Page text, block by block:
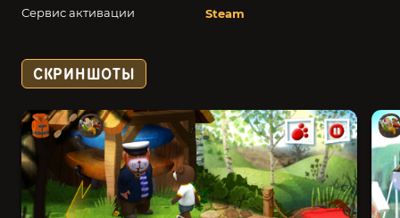
Сервис активации Steam
СКРИНШОТЫ